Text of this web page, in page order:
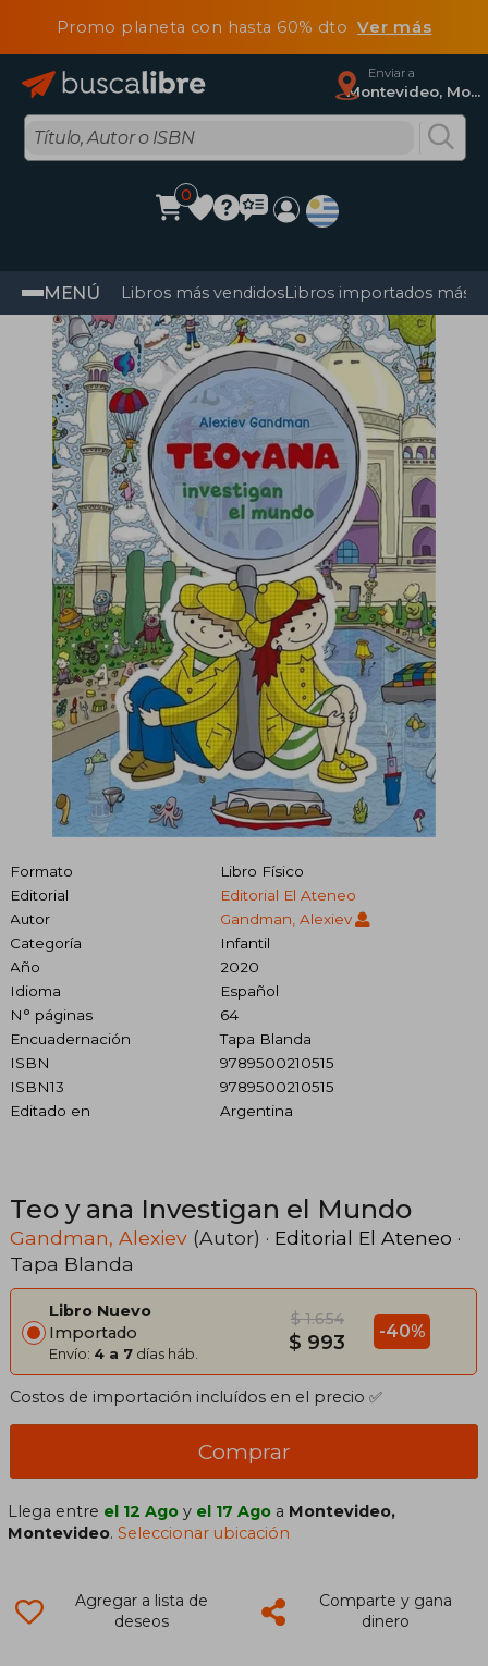
Promo planeta con hasta 60% dtoVer más
Enviar a
Montevideo, Montevideo
0
MENÚ Libros más vendidosLibros importados más
Formato
Libro Físico
Editorial
Editorial El Ateneo
Autor
Gandman, Alexiev
Categoría
Infantil
Año
2020
Idioma
Español
N° páginas
64
Encuadernación
Tapa Blanda
ISBN
9789500210515
ISBN13
9789500210515
Editado en
Argentina
Teo y ana Investigan el Mundo
Gandman, Alexiev (Autor) · Editorial El Ateneo ·
Tapa Blanda
Libro Nuevo
Importado
Envío: 4 a 7 días háb.
$ 1.654
$ 993 -40%
Costos de importación incluídos en el precio ✅
Comprar
Llega entre el 12 Ago y el 17 Ago a Montevideo,
Montevideo.Seleccionar ubicación
Agregar a lista de
deseos
Comparte y gana
dinero